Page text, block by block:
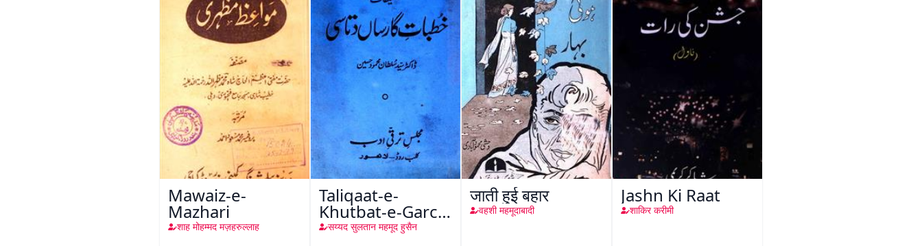
Mawaiz-e-
Mazhari
शाह मोहम्मद मज़हरुल्लाह
Taliqaat-e-
Khutbat-e-Garcin
de Tassy
सय्यद सुलतान महमूद हुसैन
जाती हुई बहार
वहशी महमूदाबादी
Jashn Ki Raat
शाकिर करीमी